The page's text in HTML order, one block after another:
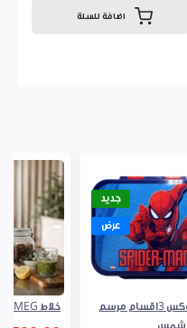
اضافة للسلة
جديد
عرض
لانش بوكس 3اقسام مرسم
خلاط SMEG